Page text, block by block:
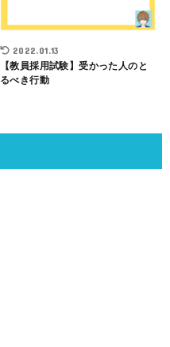
2022.01.13
【教員採用試験】受かった人のと
るべき行動